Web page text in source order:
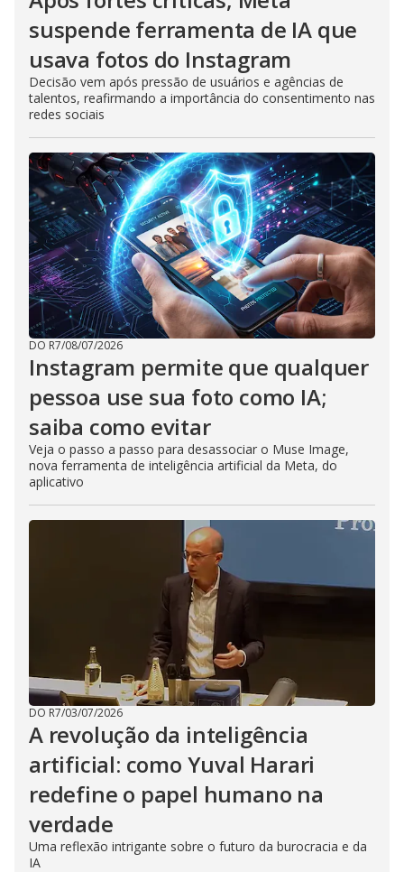
suspende ferramenta de IA que
usava fotos do Instagram
Decisão vem após pressão de usuários e agências de
talentos, reafirmando a importância do consentimento nas
redes sociais
DO R7/08/07/2026
Instagram permite que qualquer
pessoa use sua foto como IA;
saiba como evitar
Veja o passo a passo para desassociar o Muse Image,
nova ferramenta de inteligência artificial da Meta, do
aplicativo
DO R7/03/07/2026
A revolução da inteligência
artificial: como Yuval Harari
redefine o papel humano na
verdade
Uma reflexão intrigante sobre o futuro da burocracia e da
IA